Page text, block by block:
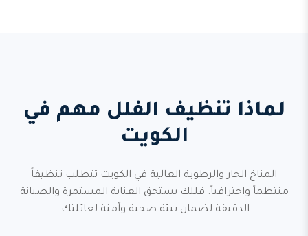
لماذا تنظيف الفلل مهم في
الكويت
المناخ الحار والرطوبة العالية في الكويت تتطلب تنظيفاً
منتظماً واحترافياً. فللك يستحق العناية المستمرة والصيانة
الدقيقة لضمان بيئة صحية وآمنة لعائلتك.